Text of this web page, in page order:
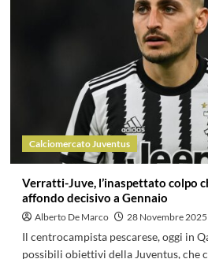
Calciomercato Juventus
Verratti-Juve, l’inaspettato colpo
affondo decisivo a Gennaio
Alberto De Marco 28 Novembre 2025
Il centrocampista pescarese, oggi in
possibili obiettivi della Juventus, che